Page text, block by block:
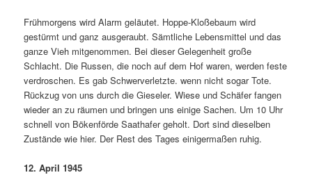
Frühmorgens wird Alarm geläutet. Hoppe­-Kloßebaum wird
gestürmt und ganz aus­geraubt. Sämtliche Lebensmittel und das
ganze Vieh mitgenommen. Bei dieser Gelegenheit große
Schlacht. Die Russen, die noch auf dem Hof waren, werden feste
verdroschen. Es gab Schwerverletzte. wenn nicht sogar Tote.
Rückzug von uns durch die Gieseler. Wiese und Schäfer fangen
wieder an zu räumen und bringen uns einige Sachen. Um 10 Uhr
schnell von Bö­kenförde Saathafer geholt. Dort sind dieselben
Zustände wie hier. Der Rest des Ta­ges einigermaßen ruhig.
12. April 1945